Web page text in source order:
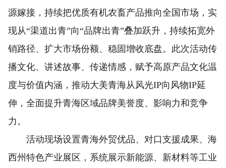
源嫁接，持续把优质有机农畜产品推向全国市场，实
现从“渠道出青”向“品牌出青”叠加跃升，持续拓宽外
销路径、扩大市场份额、稳固增收底盘。此次活动传
播文化、讲述故事、传递情感，赋予高原产品文化温
度与价值内涵，推动大美青海从风光IP向风物IP延
伸，全面提升青海区域品牌美誉度、影响力和竞争
力。
活动现场设置青海外贸优品、对口支援成果、海
西州特色产业展区，系统展示新能源、新材料等工业